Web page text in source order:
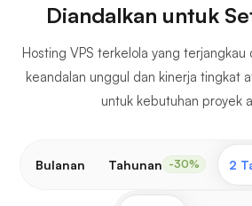
Diandalkan untuk
Hosting VPS terkelola yang terjangkau
keandalan unggul dan kinerja tingkat
untuk kebutuhan proyek
Bulanan Tahunan -30% 2